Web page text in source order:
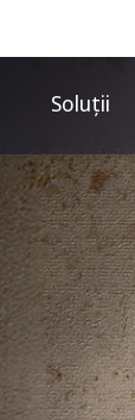
Soluții